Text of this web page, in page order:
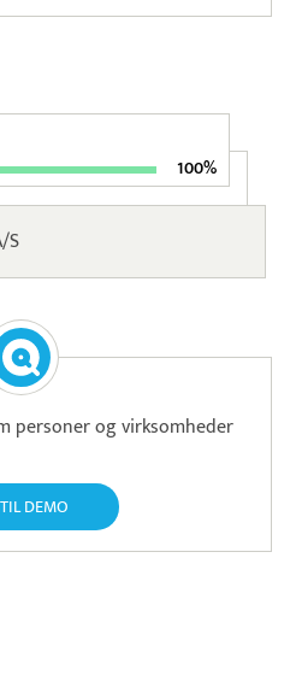
100%
S
personer og virksomheder
DEMO